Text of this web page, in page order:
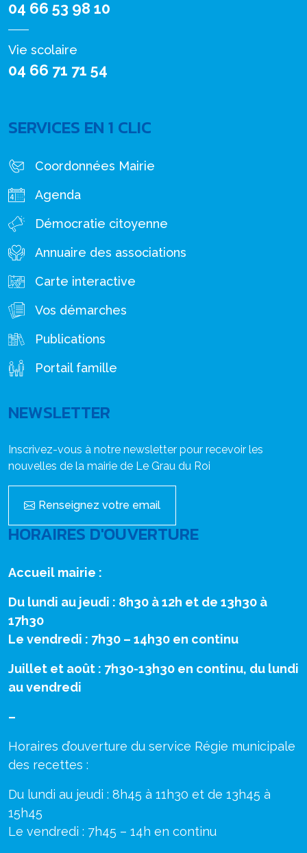
04 66 53 98 10
Vie scolaire
04 66 71 71 54
SERVICES EN 1 CLIC
Coordonnées Mairie
Agenda
Démocratie citoyenne
Annuaire des associations
Carte interactive
Vos démarches
Publications
Portail famille
NEWSLETTER
Inscrivez-vous à notre newsletter pour recevoir les
nouvelles de la mairie de Le Grau du Roi
Renseignez votre email
HORAIRES D'OUVERTURE
Accueil mairie :
Du lundi au jeudi : 8h30 à 12h et de 13h30 à
17h30
Le vendredi : 7h30 – 14h30 en continu
Juillet et août : 7h30-13h30 en continu, du lundi
au vendredi
–
Horaires d’ouverture du service Régie municipale
des recettes :
Du lundi au jeudi : 8h45 à 11h30 et de 13h45 à
15h45
Le vendredi : 7h45 – 14h en continu